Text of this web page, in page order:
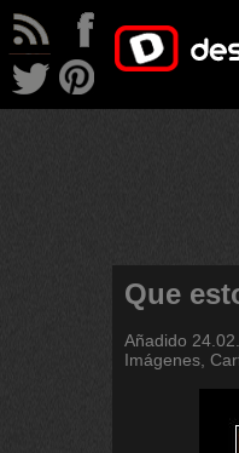
Que
Añadido
Imágenes,